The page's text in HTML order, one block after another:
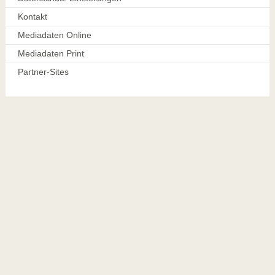
Kontakt
Mediadaten Online
Mediadaten Print
Partner-Sites